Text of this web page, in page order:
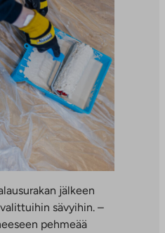
jälkeen
sävyihin. –
pehmeää